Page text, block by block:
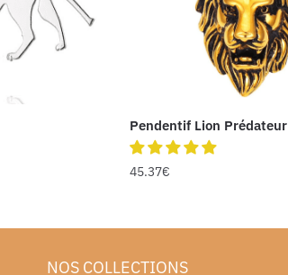
Pendentif Lion Prédateur
45.37€
NOS COLLECTIONS